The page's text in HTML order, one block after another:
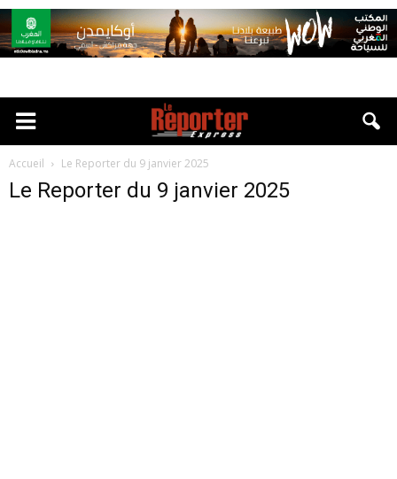
Accueil Le Reporter du 9 janvier 2025
Le Reporter du 9 janvier 2025